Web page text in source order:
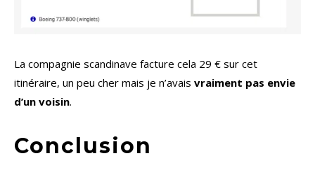
La compagnie scandinave facture cela 29 € sur cet
itinéraire, un peu cher mais je n’avais vraiment pas envie
d’un voisin.
Conclusion